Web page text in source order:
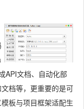
API文档、自动化部
档等，更重要的是可
板与项目框架适配生